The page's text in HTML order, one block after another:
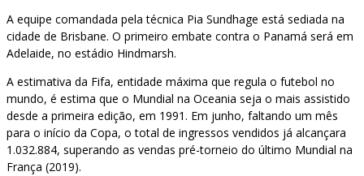
A equipe comandada pela técnica Pia Sundhage está sediada na
cidade de Brisbane. O primeiro embate contra o Panamá será em
Adelaide, no estádio Hindmarsh.
A estimativa da Fifa, entidade máxima que regula o futebol no
mundo, é estima que o Mundial na Oceania seja o mais assistido
desde a primeira edição, em 1991. Em junho, faltando um mês
para o início da Copa, o total de ingressos vendidos já alcançara
1.032.884, superando as vendas pré-torneio do último Mundial na
França (2019).